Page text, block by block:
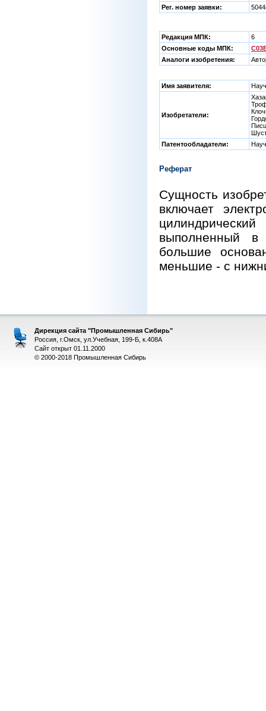
Рег. номер заявки:
Редакция МПК:
6
Основные коды МПК:
Аналоги изобретения:
Имя заявителя:
Изобретатели:
Патентообладатели:
Реферат
Сущность
включает
выполненный в
большие
меньшие - с
Дирекция сайта "Промышленная Сибирь"
Россия, г.Омск, ул.Учебная, 199-Б, к.408А
Сайт открыт 01.11.2000
© 2000-2018 Промышленная Сибирь